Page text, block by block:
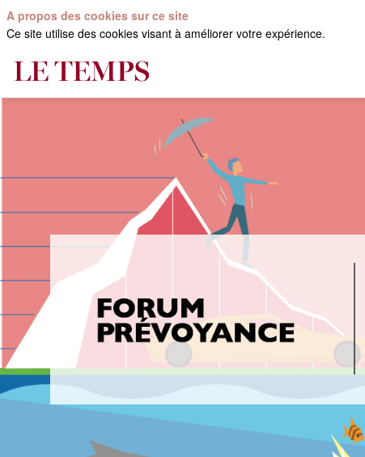
A propos des cookies sur ce site
Ce site utilise des cookies visant à améliorer votre expérience.